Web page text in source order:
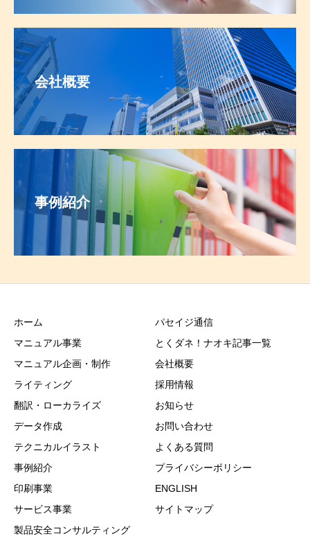
会社概要
事例紹介
ホーム
マニュアル事業
マニュアル企画・制作
ライティング
翻訳・ローカライズ
データ作成
テクニカルイラスト
事例紹介
印刷事業
サービス事業
製品安全コンサルティング
パセイジ通信
とくダネ！ナオキ記事一覧
会社概要
採用情報
お知らせ
お問い合わせ
よくある質問
プライバシーポリシー
ENGLISH
サイトマップ